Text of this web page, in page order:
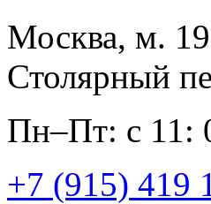
Москва, м.
Столярный
Пн–Пт: с 11:
+7 (915) 419